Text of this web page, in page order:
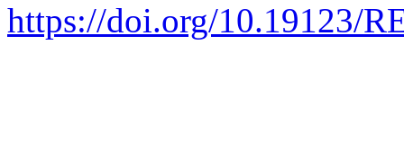
https://doi.org/10.19123/